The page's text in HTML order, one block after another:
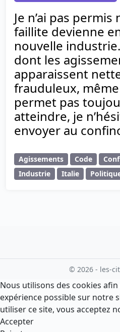
Je n’ai pas
faillite devienne
nouvelle
dont les
apparaissent
frauduleux,
permet pas
atteindre, je
envoyer au
Agissements Code
Industrie
Italie
© 2026 - les-
Nous utilisons des cookies
expérience possible sur notre
utiliser ce site, vous acceptez
Accepter